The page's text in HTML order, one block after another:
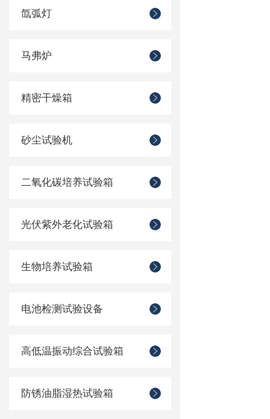
氙弧灯
马弗炉
精密干燥箱
砂尘试验机
二氧化碳培养试验箱
光伏紫外老化试验箱
生物培养试验箱
电池检测试验设备
高低温振动综合试验箱
防锈油脂湿热试验箱